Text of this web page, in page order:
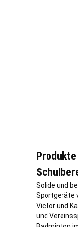
Solide und
Sportgeräte
Victor und
und